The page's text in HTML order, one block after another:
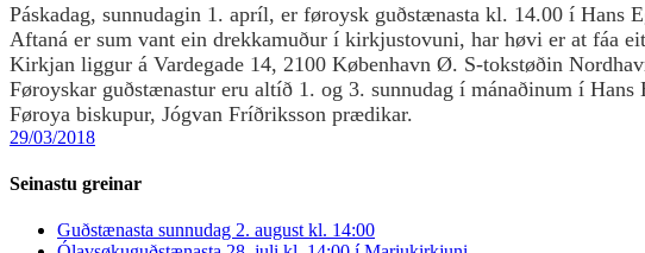
Páskadag, sunnudagin 1. apríl, er føroysk guðstænasta kl. 14.00 í Hans
Aftaná er sum vant ein drekkamuður í kirkjustovuni, har høvi er at fáa
Kirkjan liggur á Vardegade 14, 2100 København Ø. S-tokstøðin
Føroyskar guðstænastur eru altíð 1. og 3. sunnudag í mánaðinum í
Føroya biskupur, Jógvan Fríðriksson prædikar.
29/03/2018
Seinastu greinar
Guðstænasta sunnudag 2. august kl. 14:00